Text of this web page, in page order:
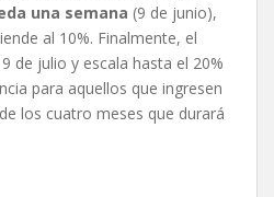
una semana (9 de junio),
al 10%. Finalmente, el
de julio y escala hasta el 20%
para aquellos que ingresen
los cuatro meses que durará